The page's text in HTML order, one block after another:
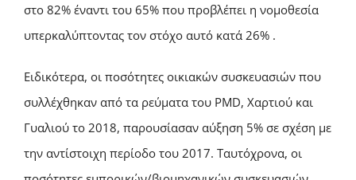
στο 82% έναντι του 65% που προβλέπει η νομοθεσία
υπερκαλύπτοντας τον στόχο αυτό κατά 26% .
Ειδικότερα, οι ποσότητες οικιακών συσκευασιών που
συλλέχθηκαν από τα ρεύματα του PMD, Χαρτιού και
Γυαλιού το 2018, παρουσίασαν αύξηση 5% σε σχέση με
την αντίστοιχη περίοδο του 2017. Ταυτόχρονα, οι